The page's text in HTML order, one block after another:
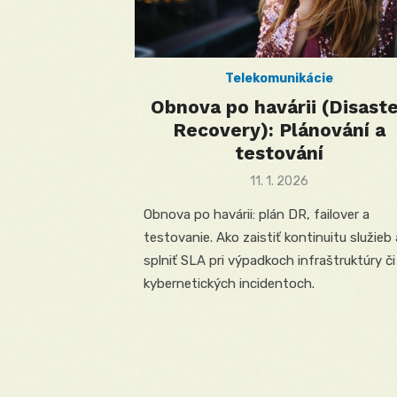
Telekomunikácie
Obnova po havárii
Recovery): Plánování a
testování
Posted
11. 1. 2026
Obnova po havárii: plán DR, failover a
testovanie. Ako zaistiť kontinuitu služieb
splniť SLA pri výpadkoch infraštruktúry či
kybernetických incidentoch.